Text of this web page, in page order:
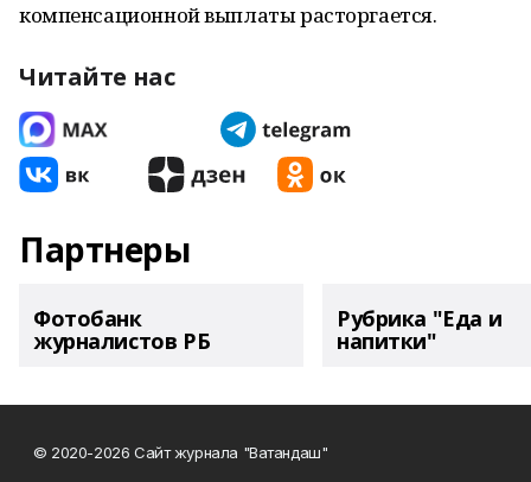
компенсационной выплаты расторгается.
Читайте нас
Партнеры
Фотобанк
журналистов РБ
Рубрика "Еда и
напитки"
© 2020-2026 Сайт журнала "Ватандаш"